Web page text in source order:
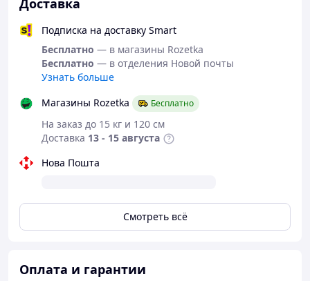
Ключевые особенности закаточной
машинки
домашнего консервирования (стандарта
к появлению коррозии.
Доставка
Подписка на доставку Smart
Бесплатно — в магазины Rozetka
Бесплатно — в отделения Новой почты
Узнать больше
Магазины Rozetka
Бесплатно
На заказ до 15 кг и 120 см
Доставка 13 - 15 августа
Нова Пошта
Смотреть всё
Оплата и гарантии